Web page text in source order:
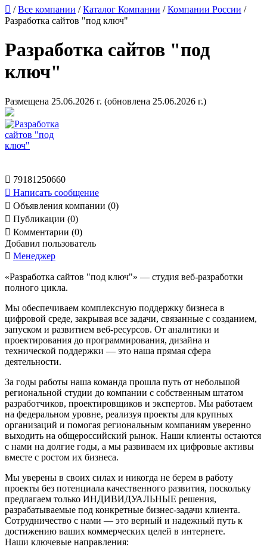
 /Все компании /Каталог Компании /Компании России /
Разработка сайтов "под ключ"
Разработка сайтов "под
ключ"
Размещена 25.06.2026 г. (обновлена 25.06.2026 г.)
 79181250660
 Написать сообщение
 Объявления компании (0)
 Публикации (0)
 Комментарии (0)
Добавил пользователь
 Менеджер
«Разработка сайтов "под ключ"» — студия веб-разработки
полного цикла.
Мы обеспечиваем комплексную поддержку бизнеса в
цифровой среде, закрывая все задачи, связанные с созданием,
запуском и развитием веб-ресурсов. От аналитики и
проектирования до программирования, дизайна и
технической поддержки — это наша прямая сфера
деятельности.
За годы работы наша команда прошла путь от небольшой
региональной студии до компании с собственным штатом
разработчиков, проектировщиков и экспертов. Мы работаем
на федеральном уровне, реализуя проекты для крупных
организаций и помогая региональным компаниям уверенно
выходить на общероссийский рынок. Наши клиенты остаются
с нами на долгие годы, а мы развиваем их цифровые активы
вместе с ростом их бизнеса.
Мы уверены в своих силах и никогда не берем в работу
проекты без потенциала качественного развития, поскольку
предлагаем только ИНДИВИДУАЛЬНЫЕ решения,
разрабатываемые под конкретные бизнес-задачи клиента.
Сотрудничество с нами — это верный и надежный путь к
достижению ваших коммерческих целей в интернете.
Наши ключевые направления: